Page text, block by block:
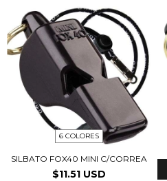
6 COLORES
SILBATO FOX40 MINI C/CORREA
$11.51 USD